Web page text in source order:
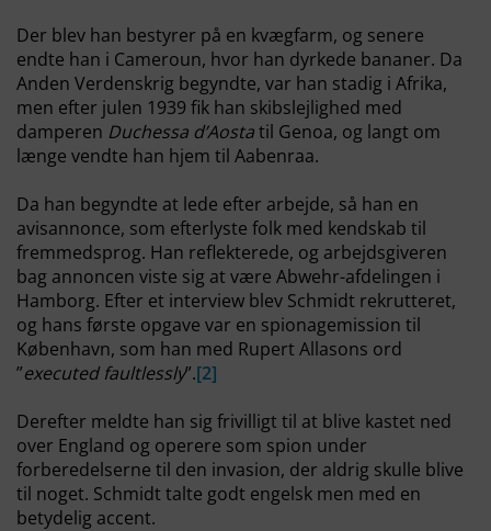
Der blev han bestyrer på en kvægfarm, og senere
endte han i Cameroun, hvor han dyrkede bananer. Da
Anden Verdenskrig begyndte, var han stadig i Afrika,
men efter julen 1939 fik han skibslejlighed med
damperen Duchessa d’Aostatil Genoa, og langt om
længe vendte han hjem til Aabenraa.
Da han begyndte at lede efter arbejde, så han en
avisannonce, som efterlyste folk med kendskab til
fremmedsprog. Han reflekterede, og arbejdsgiveren
bag annoncen viste sig at være Abwehr-afdelingen i
Hamborg. Efter et interview blev Schmidt rekrutteret,
og hans første opgave var en spionagemission til
København, som han med Rupert Allasons ord
”executed faultlessly”.[2]
Derefter meldte han sig frivilligt til at blive kastet ned
over England og operere som spion under
forberedelserne til den invasion, der aldrig skulle blive
til noget. Schmidt talte godt engelsk men med en
betydelig accent.